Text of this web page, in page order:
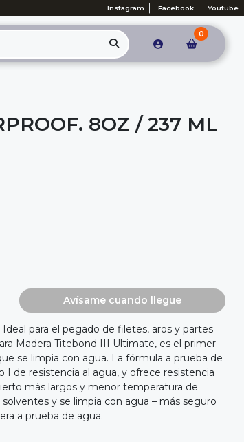
Instagram Facebook Youtube
0
8OZ / 237 ML
Avísame cuando llegue
para el pegado de filetes, aros y partes
Madera Titebond III Ultimate, es el primer
se limpia con agua. La fórmula a prueba de
I de resistencia al agua, y ofrece resistencia
más largos y menor temperatura de
y se limpia con agua – más seguro
a prueba de agua.